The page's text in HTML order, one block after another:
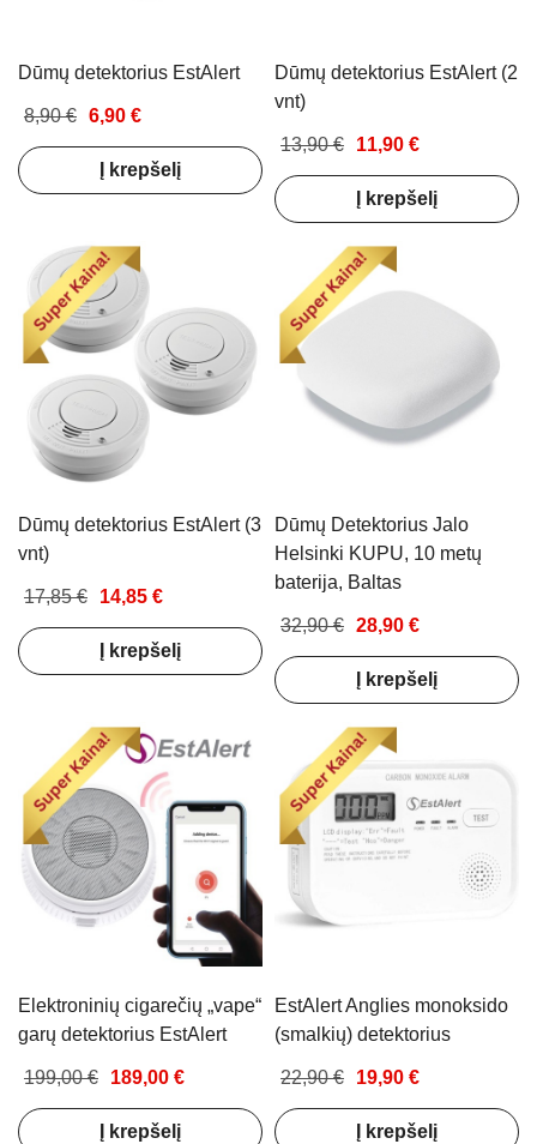
Dūmų detektorius EstAlert
8,90 € 6,90 €
Į krepšelį
Dūmų detektorius EstAlert (2
vnt)
13,90 € 11,90 €
Į krepšelį
Dūmų detektorius EstAlert (3
vnt)
17,85 € 14,85 €
Į krepšelį
Dūmų Detektorius Jalo
Helsinki KUPU, 10 metų
baterija, Baltas
32,90 € 28,90 €
Į krepšelį
Elektroninių cigarečių „vape“
garų detektorius EstAlert
199,00 € 189,00 €
Į krepšelį
EstAlert Anglies monoksido
(smalkių) detektorius
22,90 € 19,90 €
Į krepšelį